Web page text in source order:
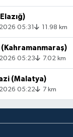
05:31 11.98 km
(Kahramanmaraş)
05:23 7.02 km
(Malatya)
05:22 7 km